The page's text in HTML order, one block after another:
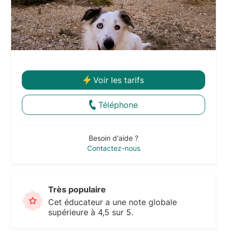
Voir les tarifs
Téléphone
Besoin d'aide ?
Contactez-nous
Très populaire
Cet éducateur a une note globale
supérieure à 4,5 sur 5.